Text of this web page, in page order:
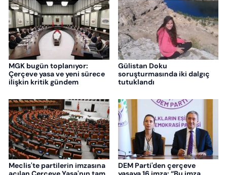
MGK bugün toplanıyor:
Çerçeve yasa ve yeni sürece
ilişkin kritik gündem
Gülistan Doku
soruşturmasında iki dalgıç
tutuklandı
Meclis'te partilerin imzasına
DEM Parti'den çerçeve